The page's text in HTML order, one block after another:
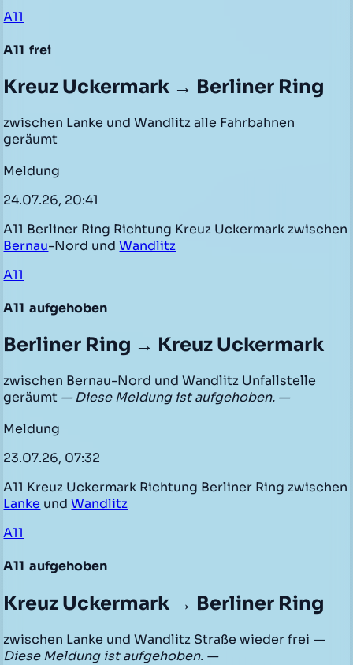
A11
A11 frei
Kreuz Uckermark → Berliner Ring
zwischen Lanke und Wandlitz alle Fahrbahnen
geräumt
Meldung
24.07.26, 20:41
A11 Berliner Ring Richtung Kreuz Uckermark zwischen
Bernau-Nord undWandlitz
A11
A11 aufgehoben
Berliner Ring → Kreuz Uckermark
zwischen Bernau-Nord und Wandlitz Unfallstelle
geräumt — Diese Meldung ist aufgehoben. —
Meldung
23.07.26, 07:32
A11 Kreuz Uckermark Richtung Berliner Ring zwischen
Lanke undWandlitz
A11
A11 aufgehoben
Kreuz Uckermark → Berliner Ring
zwischen Lanke und Wandlitz Straße wieder frei —
Diese Meldung ist aufgehoben. —